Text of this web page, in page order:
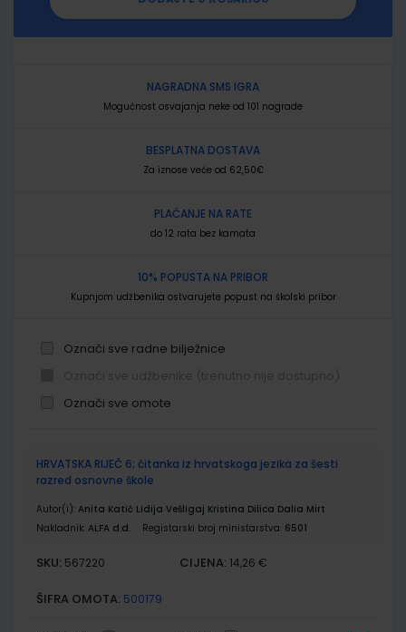
NAGRADNA SMS IGRA
Mogućnost osvajanja neke od 101 nagrade
BESPLATNA DOSTAVA
Za iznose veće od 62,50€
PLAĆANJE NA RATE
do 12 rata bez kamata
10% POPUSTA NA PRIBOR
Kupnjom udžbenika ostvarujete popust na školski pribor
Označi sve radne bilježnice
Označi sve omote
proizvodi
HRVATSKA RIJEČ 6; čitanka iz hrvatskoga jezika za šesti
razred osnovne škole
Autor(i): Anita Katić Lidija Vešligaj Kristina Dilica Dalia Mirt
Nakladnik: ALFA d.d. Registarski broj ministarstva: 6501
SKU: 567220 CIJENA: 14,26 €
ŠIFRA OMOTA: 500179